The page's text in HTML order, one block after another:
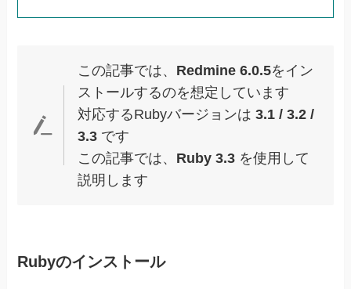
この記事では、 Redmine 6.0.5をイン
ストールするのを想定しています
対応するRubyバージョンは 3.1 / 3.2 /
3.3です
この記事では、 Ruby 3.3を使用して
説明します
Rubyのインストール